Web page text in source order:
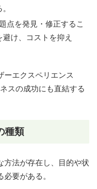
点を発見・修正するこ
け、コストを抑え
ーエクスペリエンス
スの成功にも直結する
種類
方法が存在し、目的や状
要がある。